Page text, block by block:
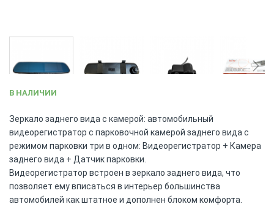
to
beginning
of
the
images
gallery
В НАЛИЧИИ
Зеркало заднего вида с камерой: автомобильный
видеорегистратор c парковочной камерой заднего вида с
режимом парковки три в одном: Видеорегистратор + Камера
заднего вида + Датчик парковки.
Видеорегистратор встроен в зеркало заднего вида, что
позволяет ему вписаться в интерьер большинства
автомобилей как штатное и дополнен блоком комфорта.